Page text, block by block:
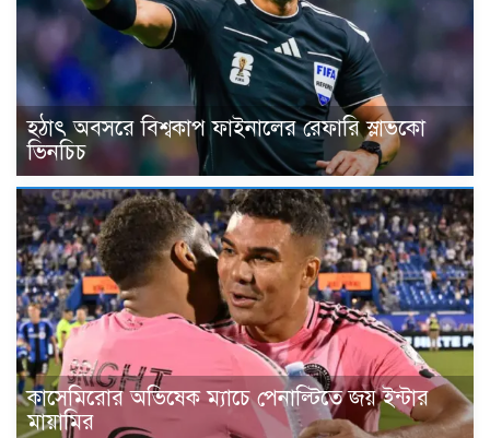
হঠাৎ অবসরে বিশ্বকাপ ফাইনালের রেফারি স্লাভকো
ভিনচিচ
কাসেমিরোর অভিষেক ম্যাচে পেনাল্টিতে জয় ইন্টার
মায়ামির